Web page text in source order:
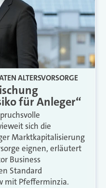
ALTERSVORSORGE
für Anleger“
sich die
Marktkapitalisierung
eignen, erläutert
Business
Standard
mit Pfefferminzia.